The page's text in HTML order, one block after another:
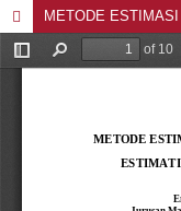
METODE